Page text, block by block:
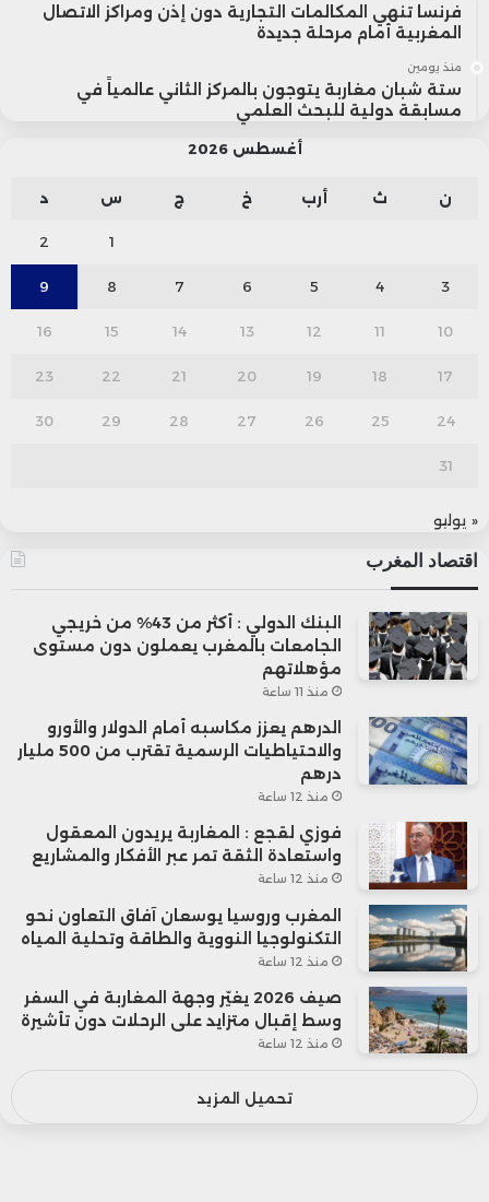
فرنسا تنهي المكالمات التجارية دون إذن ومراكز الاتصال
المغربية أمام مرحلة جديدة
منذ يومين
ستة شبان مغاربة يتوجون بالمركز الثاني عالمياً في
مسابقة دولية للبحث العلمي
أغسطس 2026
ن ث أرب خ ج س د
1
2
3
4
5
6
7
8
9
10
11
12
13
14
15
16
17
18
19
20
21
22
23
24
25
26
27
28
29
30
31
« يوليو
اقتصاد المغرب
البنك الدولي : أكثر من 43% من خريجي
الجامعات بالمغرب يعملون دون مستوى
مؤهلاتهم
منذ 11 ساعة
الدرهم يعزز مكاسبه أمام الدولار والأورو
والاحتياطيات الرسمية تقترب من 500 مليار
درهم
منذ 12 ساعة
فوزي لقجع : المغاربة يريدون المعقول
واستعادة الثقة تمر عبر الأفكار والمشاريع
منذ 12 ساعة
المغرب وروسيا يوسعان آفاق التعاون نحو
التكنولوجيا النووية والطاقة وتحلية المياه
منذ 12 ساعة
صيف 2026 يغيّر وجهة المغاربة في السفر
وسط إقبال متزايد على الرحلات دون تأشيرة
منذ 12 ساعة
تحميل المزيد